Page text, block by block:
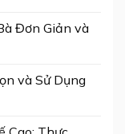
Đơn Giản và
và Sử Dụng